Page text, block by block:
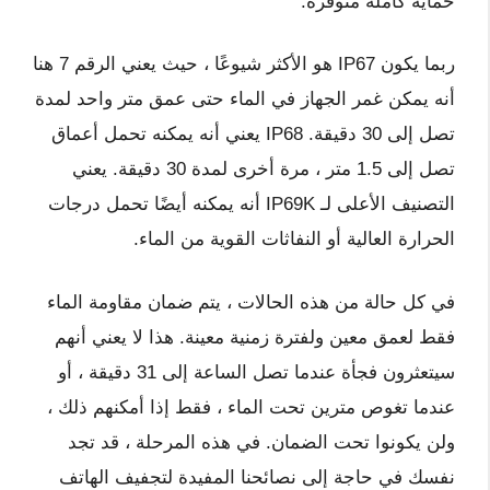
ربما يكون IP67 هو الأكثر شيوعًا ، حيث يعني الرقم 7 هنا
أنه يمكن غمر الجهاز في الماء حتى عمق متر واحد لمدة
تصل إلى 30 دقيقة. IP68 يعني أنه يمكنه تحمل أعماق
تصل إلى 1.5 متر ، مرة أخرى لمدة 30 دقيقة. يعني
التصنيف الأعلى لـ IP69K أنه يمكنه أيضًا تحمل درجات
الحرارة العالية أو النفاثات القوية من الماء.
في كل حالة من هذه الحالات ، يتم ضمان مقاومة الماء
فقط لعمق معين ولفترة زمنية معينة. هذا لا يعني أنهم
سيتعثرون فجأة عندما تصل الساعة إلى 31 دقيقة ، أو
عندما تغوص مترين تحت الماء ، فقط إذا أمكنهم ذلك ،
ولن يكونوا تحت الضمان. في هذه المرحلة ، قد تجد
نفسك في حاجة إلى نصائحنا المفيدة لتجفيف الهاتف